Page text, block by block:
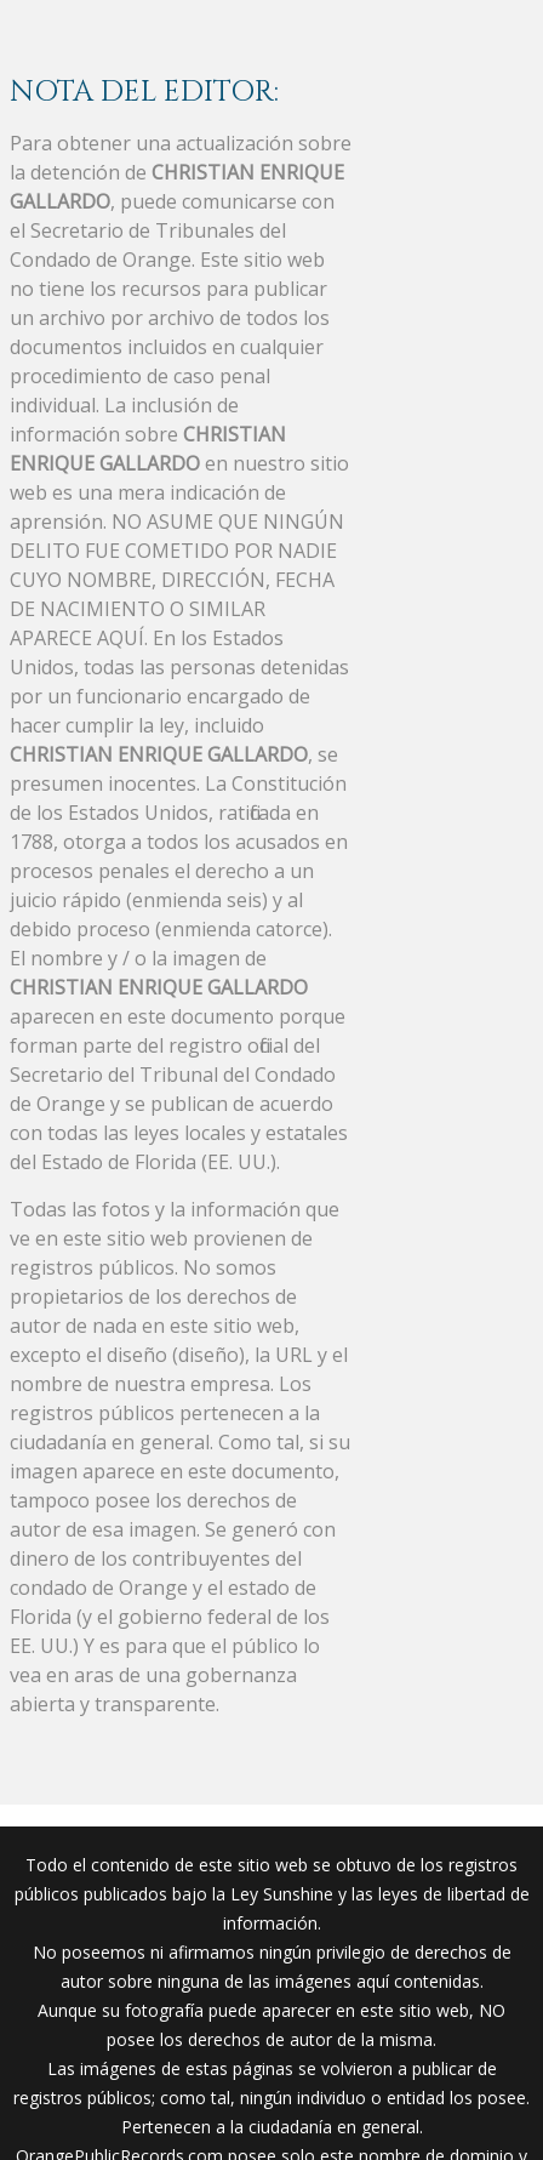
NOTA DEL EDITOR:
Para obtener una actualización sobre
la detención de CHRISTIAN ENRIQUE
GALLARDO, puede comunicarse con
el Secretario de Tribunales del
Condado de Orange. Este sitio web
no tiene los recursos para publicar
un archivo por archivo de todos los
documentos incluidos en cualquier
procedimiento de caso penal
individual. La inclusión de
información sobre CHRISTIAN
ENRIQUE GALLARDOen nuestro sitio
web es una mera indicación de
aprensión. NO ASUME QUE NINGÚN
DELITO FUE COMETIDO POR NADIE
CUYO NOMBRE, DIRECCIÓN, FECHA
DE NACIMIENTO O SIMILAR
APARECE AQUÍ. En los Estados
Unidos, todas las personas detenidas
por un funcionario encargado de
hacer cumplir la ley, incluido
CHRISTIAN ENRIQUE GALLARDO, se
presumen inocentes. La Constitución
de los Estados Unidos, ratificada en
1788, otorga a todos los acusados ​​en
procesos penales el derecho a un
juicio rápido (enmienda seis) y al
debido proceso (enmienda catorce).
El nombre y / o la imagen de
CHRISTIAN ENRIQUE GALLARDO
aparecen en este documento porque
forman parte del registro oficial del
Secretario del Tribunal del Condado
de Orange y se publican de acuerdo
con todas las leyes locales y estatales
del Estado de Florida (EE. UU.).
Todas las fotos y la información que
ve en este sitio web provienen de
registros públicos. No somos
propietarios de los derechos de
autor de nada en este sitio web,
excepto el diseño (diseño), la URL y el
nombre de nuestra empresa. Los
registros públicos pertenecen a la
ciudadanía en general. Como tal, si su
imagen aparece en este documento,
tampoco posee los derechos de
autor de esa imagen. Se generó con
dinero de los contribuyentes del
condado de Orange y el estado de
Florida (y el gobierno federal de los
EE. UU.) Y es para que el público lo
vea en aras de una gobernanza
abierta y transparente.
Todo el contenido de este sitio web se obtuvo de los registros
públicos publicados bajo la Ley Sunshine y las leyes de libertad de
información.
No poseemos ni afirmamos ningún privilegio de derechos de
autor sobre ninguna de las imágenes aquí contenidas.
Aunque su fotografía puede aparecer en este sitio web, NO
posee los derechos de autor de la misma.
Las imágenes de estas páginas se volvieron a publicar de
registros públicos; como tal, ningún individuo o entidad los posee.
Pertenecen a la ciudadanía en general.
OrangePublicRecords.com posee solo este nombre de dominio y